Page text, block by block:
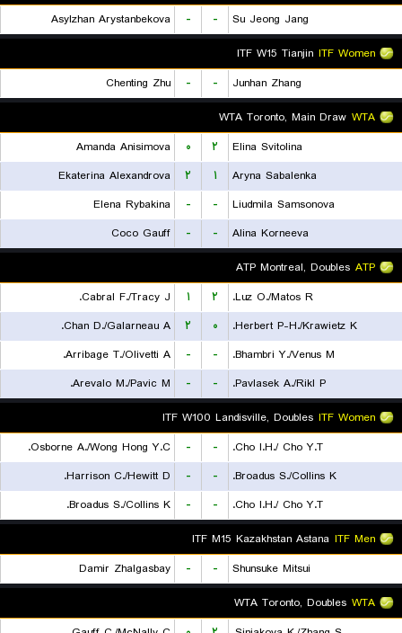
Su Jeong Jang
-
-
Asylzhan Arystanbekova
ITF Women
ITF W15 Tianjin
Junhan Zhang
-
-
Chenting Zhu
WTA
WTA Toronto, Main Draw
Elina Svitolina
۲ ۰
Amanda Anisimova
Aryna Sabalenka
۱ ۲
Ekaterina Alexandrova
Liudmila Samsonova
-
-
Elena Rybakina
Alina Korneeva
-
-
Coco Gauff
ATP
ATP Montreal, Doubles
Luz O./Matos R.
۲ ۱
Cabral F./Tracy J.
Herbert P-H./Krawietz K.
۰ ۲
Chan D./Galarneau A.
Bhambri Y./Venus M.
-
-
Arribage T./Olivetti A.
Pavlasek A./Rikl P.
-
-
Arevalo M./Pavic M.
ITF Women
ITF W100 Landisville, Doubles
Cho I.H./ Cho Y.T.
-
-
Osborne A./Wong Hong Y.C.
Broadus S./Collins K.
-
-
Harrison C./Hewitt D.
Cho I.H./ Cho Y.T.
-
-
Broadus S./Collins K.
ITF Men
ITF M15 Kazakhstan Astana
Shunsuke Mitsui
-
-
Damir Zhalgasbay
WTA
WTA Toronto, Doubles